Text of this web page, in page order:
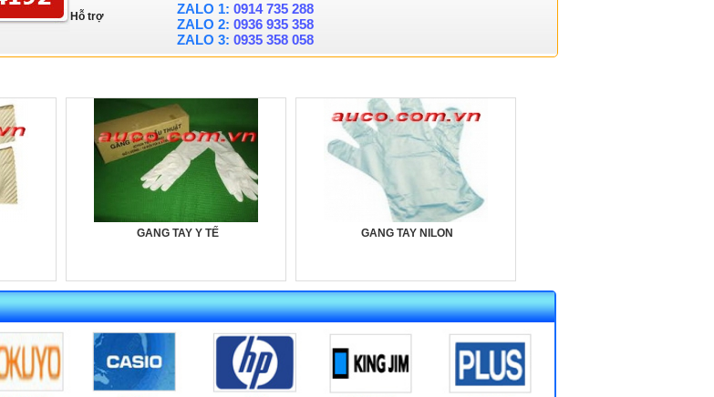
Hỗ trợ ZALO 1: 0914 735 288
ZALO 2: 0936 935 358
ZALO 3: 0935 358 058
GANG TAY Y TẾ GANG TAY NILON